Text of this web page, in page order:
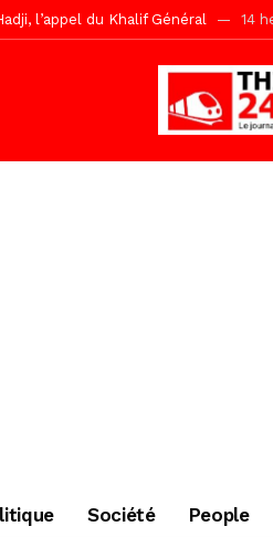
Mame El Hadji décline ses
100 adolescents outillés dans le
de police inauguré à Touba 2
le « battré » d’Abdou Bâ
Société People